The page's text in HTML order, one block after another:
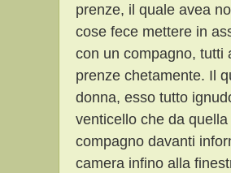
prenze, il quale avea
cose fece mettere in
con un compagno, tutti
prenze chetamente. Il
donna, esso tutto
venticello che da
compagno davanti
camera infino alla